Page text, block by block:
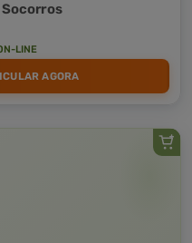
Socorros
LINE
AGORA